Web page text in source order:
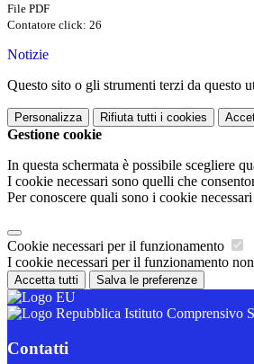
File PDF
Contatore click: 26
Notizie
Questo sito o gli strumenti terzi da questo
Personalizza Rifiuta tutti i cookies
Gestione cookie
In questa schermata è possibile scegliere
I cookie necessari sono quelli che
Per conoscere quali sono i cookie
Cookie necessari per il funzionamento
I cookie necessari per il funzionamento
Accetta tutti Salva le preferenze
Istituto Comprensivo
Contatti